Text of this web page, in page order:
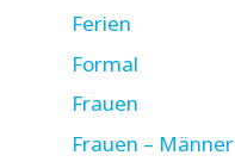
Ferien
Formal
Frauen
Frauen – Männer